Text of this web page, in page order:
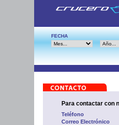
FECHA
Para contactar con
Teléfono
Correo Electrónico